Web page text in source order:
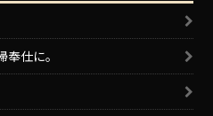
仕に。